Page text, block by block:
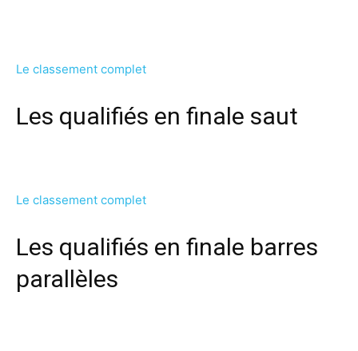
Le classement complet
Les qualifiés en finale saut
Le classement complet
Les qualifiés en finale barres
parallèles